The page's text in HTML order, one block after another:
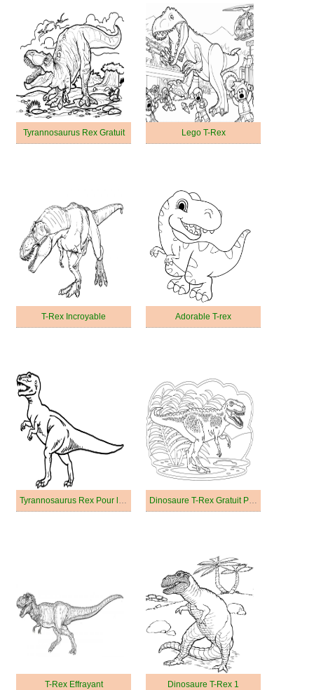
Tyrannosaurus Rex Gratuit Lego T-Rex
T-Rex Incroyable Adorable T-rex
Tyrannosaurus Rex Pour les Enfants Dinosaure T-Rex Gratuit Pour les Enfants
T-Rex Effrayant Dinosaure T-Rex 1